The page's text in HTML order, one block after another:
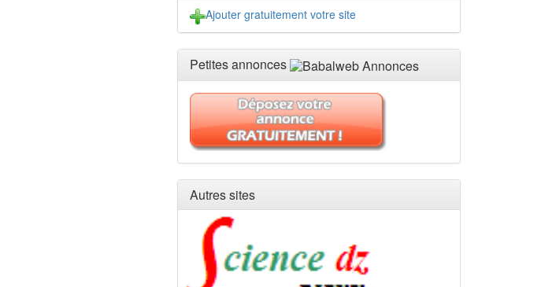
Ajouter gratuitement votre site
Petites annonces
Autres sites